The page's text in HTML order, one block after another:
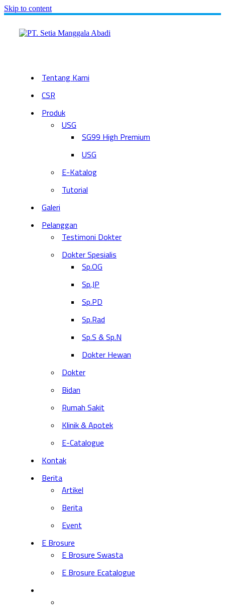
Skip to content
Tentang Kami
CSR
Produk
USG
SG99 High Premium
USG
E-Katalog
Tutorial
Galeri
Pelanggan
Testimoni Dokter
Dokter Spesialis
Sp.OG
Sp.JP
Sp.PD
Sp.Rad
Sp.S & Sp.N
Dokter Hewan
Dokter
Bidan
Rumah Sakit
Klinik & Apotek
E-Catalogue
Kontak
Berita
Artikel
Berita
Event
E Brosure
E Brosure Swasta
E Brosure Ecatalogue